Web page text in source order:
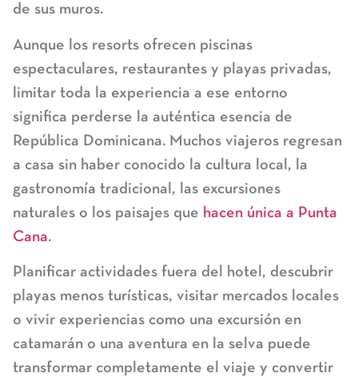
de sus muros.
Aunque los resorts ofrecen piscinas
espectaculares, restaurantes y playas privadas,
limitar toda la experiencia a ese entorno
significa perderse la auténtica esencia de
República Dominicana. Muchos viajeros regresan
a casa sin haber conocido la cultura local, la
gastronomía tradicional, las excursiones
naturales o los paisajes que hacen única a Punta
Cana.
Planificar actividades fuera del hotel, descubrir
playas menos turísticas, visitar mercados locales
o vivir experiencias como una excursión en
catamarán o una aventura en la selva puede
transformar completamente el viaje y convertir